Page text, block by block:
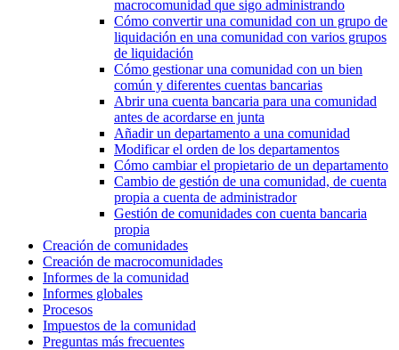
macrocomunidad que sigo administrando
Cómo convertir una comunidad con un grupo de
liquidación en una comunidad con varios grupos
de liquidación
Cómo gestionar una comunidad con un bien
común y diferentes cuentas bancarias
Abrir una cuenta bancaria para una comunidad
antes de acordarse en junta
Añadir un departamento a una comunidad
Modificar el orden de los departamentos
Cómo cambiar el propietario de un departamento
Cambio de gestión de una comunidad, de cuenta
propia a cuenta de administrador
Gestión de comunidades con cuenta bancaria
propia
Creación de comunidades
Creación de macrocomunidades
Informes de la comunidad
Informes globales
Procesos
Impuestos de la comunidad
Preguntas más frecuentes